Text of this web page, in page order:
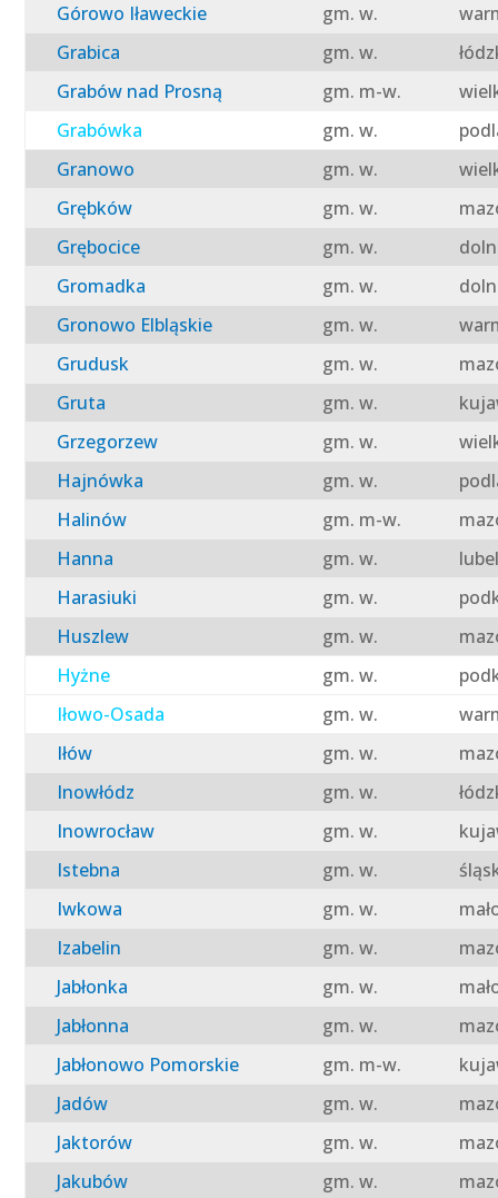
Górowo Iławeckie
gm. w.
Grabica
gm. w.
Grabów nad Prosną
gm. m-w.
Grabówka
gm. w.
Granowo
gm. w.
Grębków
gm. w.
Grębocice
gm. w.
Gromadka
gm. w.
Gronowo Elbląskie
gm. w.
Grudusk
gm. w.
Gruta
gm. w.
Grzegorzew
gm. w.
Hajnówka
gm. w.
Halinów
gm. m-w.
Hanna
gm. w.
Harasiuki
gm. w.
Huszlew
gm. w.
Hyżne
gm. w.
Iłowo-Osada
gm. w.
Iłów
gm. w.
Inowłódz
gm. w.
Inowrocław
gm. w.
Istebna
gm. w.
Iwkowa
gm. w.
Izabelin
gm. w.
Jabłonka
gm. w.
Jabłonna
gm. w.
Jabłonowo Pomorskie
gm. m-w.
Jadów
gm. w.
Jaktorów
gm. w.
Jakubów
gm. w.